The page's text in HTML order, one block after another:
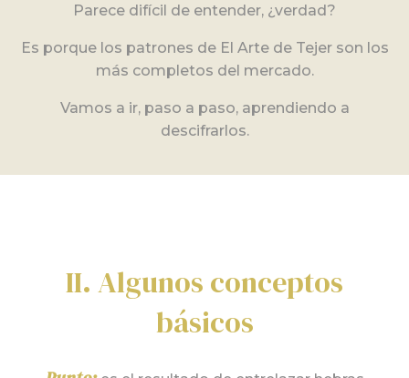
Parece difícil de entender, ¿verdad?
Es porque los patrones de El Arte de Tejer son los
más completos del mercado.
Vamos a ir, paso a paso, aprendiendo a
descifrarlos.
II. Algunos conceptos
básicos